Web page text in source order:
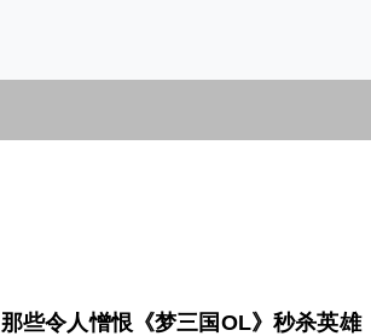
那些令人憎恨《梦三国OL》秒杀英雄